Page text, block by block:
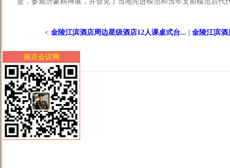
< 金陵江滨酒店周边星级酒店12人课桌式台... 金陵江滨酒
南京会议网